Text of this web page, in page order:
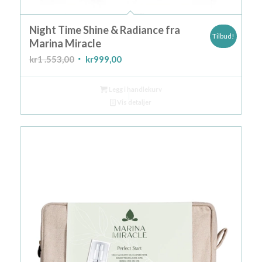
Night Time Shine & Radiance fra
Marina Miracle
kr1 .553,00 Opprinnelig
.553,00.
kr999,00Nåværende
Tilbud!